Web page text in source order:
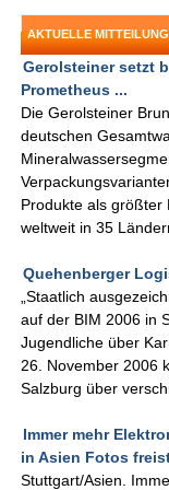
AKTUELLE
Gerolsteiner setzt
Prometheus ...
Die Gerolsteiner
deutschen
Produkte als größter
weltweit in 35
Quehenberger
„Staatlich
auf der BIM 2006 in
Jugendliche über
26. November 2006
Salzburg über
Immer mehr
in Asien Fotos
Stuttgart/Asien.